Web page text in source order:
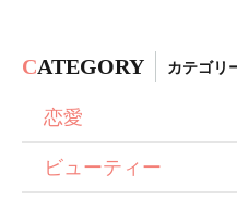
CATEGORY カテゴリ
恋愛
ビューティー